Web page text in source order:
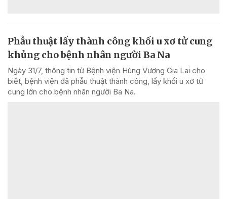
Phẫu thuật lấy thành công khối u xơ tử cung
khủng cho bệnh nhân người Ba Na
Ngày 31/7, thông tin từ Bệnh viện Hùng Vương Gia Lai cho
biết, bệnh viện đã phẫu thuật thành công, lấy khối u xơ tử
cung lớn cho bệnh nhân người Ba Na.